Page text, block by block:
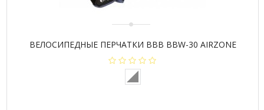
ВЕЛОСИПЕДНЫЕ ПЕРЧАТКИ BBB BBW-30 AIRZONE